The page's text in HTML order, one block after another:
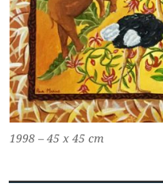
1998 – 45 x 45 cm